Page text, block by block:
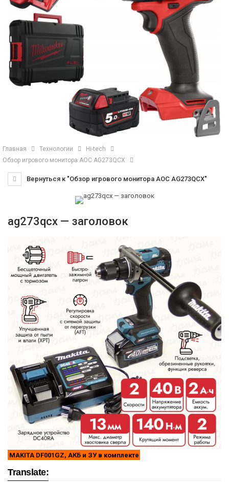
Главная Технологии
Hi-tech
Обзор игрового монитора AOC AG273QCX
Вернуться к "Обзор игрового монитора AOC AG273QCX"
ag273qcx — заголовок
MAKITA DF001GZ, АКБ и ЗУ в комплекте
Translate: